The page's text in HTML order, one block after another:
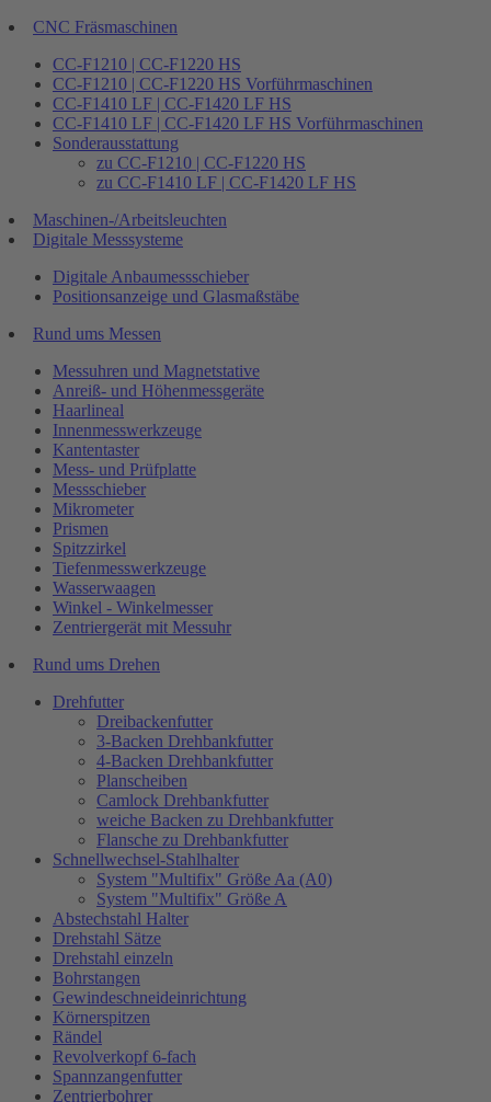
CNC Fräsmaschinen
CC-F1210 | CC-F1220 HS
CC-F1210 | CC-F1220 HS Vorführmaschinen
CC-F1410 LF | CC-F1420 LF HS
CC-F1410 LF | CC-F1420 LF HS Vorführmaschinen
Sonderausstattung
zu CC-F1210 | CC-F1220 HS
zu CC-F1410 LF | CC-F1420 LF HS
Maschinen-/Arbeitsleuchten
Digitale Messsysteme
Digitale Anbaumessschieber
Positionsanzeige und Glasmaßstäbe
Rund ums Messen
Messuhren und Magnetstative
Anreiß- und Höhenmessgeräte
Haarlineal
Innenmesswerkzeuge
Kantentaster
Mess- und Prüfplatte
Messschieber
Mikrometer
Prismen
Spitzzirkel
Tiefenmesswerkzeuge
Wasserwaagen
Winkel - Winkelmesser
Zentriergerät mit Messuhr
Rund ums Drehen
Drehfutter
Dreibackenfutter
3-Backen Drehbankfutter
4-Backen Drehbankfutter
Planscheiben
Camlock Drehbankfutter
weiche Backen zu Drehbankfutter
Flansche zu Drehbankfutter
Schnellwechsel-Stahlhalter
System "Multifix" Größe Aa (A0)
System "Multifix" Größe A
Abstechstahl Halter
Drehstahl Sätze
Drehstahl einzeln
Bohrstangen
Gewindeschneideinrichtung
Körnerspitzen
Rändel
Revolverkopf 6-fach
Spannzangenfutter
Zentrierbohrer